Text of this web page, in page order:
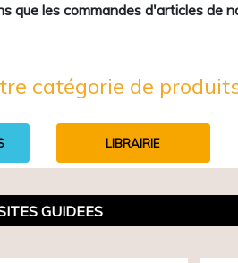
que les commandes d'articles de
catégorie de
LIBRAIRIE
GUIDEES